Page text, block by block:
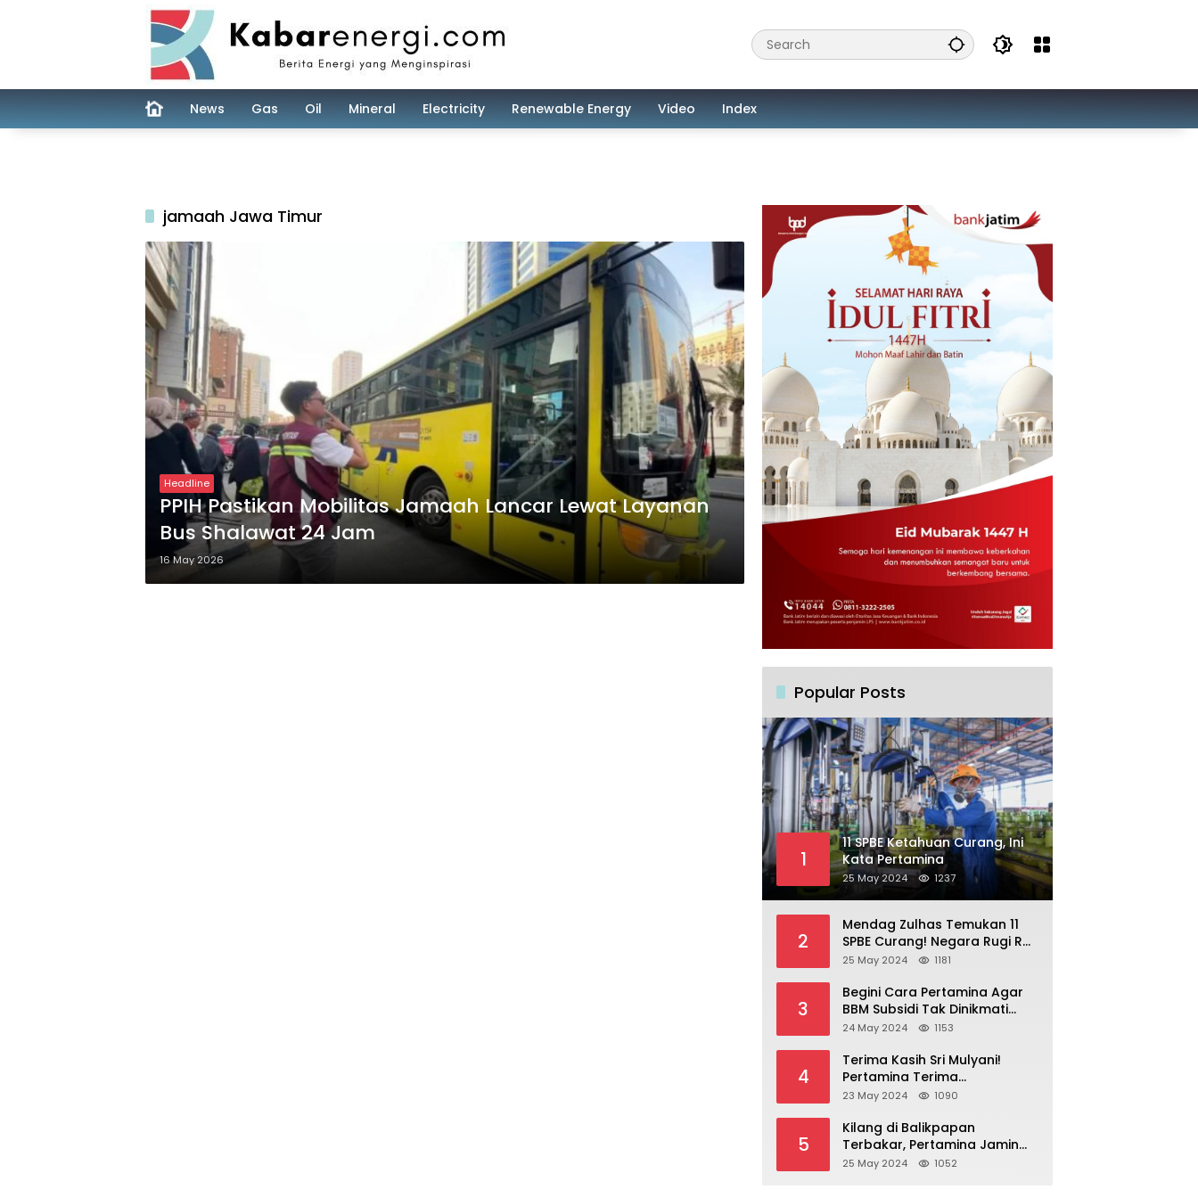
News Gas Oil Mineral Electricity Renewable Energy Video Index
jamaah Jawa Timur
Headline
PPIH Pastikan Mobilitas Jamaah Lancar Lewat Layanan
Bus Shalawat 24 Jam
16 May 2026
Popular Posts
1
11 SPBE Ketahuan Curang, Ini
Kata Pertamina
25 May 2024 1237
2
Mendag Zulhas Temukan 11
SPBE Curang! Negara Rugi Rp
18,7 Miliar/ Tahun
25 May 2024 1181
3
Begini Cara Pertamina Agar
BBM Subsidi Tak Dinikmati
Orang Kaya!
24 May 2024 1153
4
Terima Kasih Sri Mulyani!
Pertamina Terima
Kompensasi BBM Rp 43,52
23 May 2024 1090
5
Kilang di Balikpapan
Terbakar, Pertamina Jamin
Pasokan BBM Aman
25 May 2024 1052